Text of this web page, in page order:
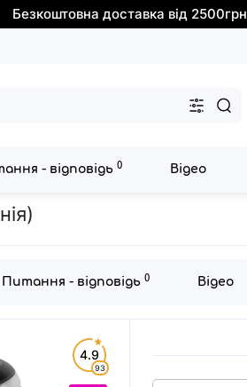
Безкоштовна доставка від 2500грн
- відповідь 0 Відео
Shaver 4v1
Питання - відповідь 0 Відео
4.9
93